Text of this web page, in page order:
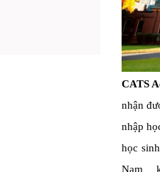
CATS
nhận
nhập
học
Nam